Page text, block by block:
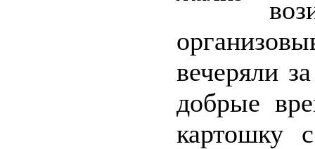
вечеряли
добрые
картошку